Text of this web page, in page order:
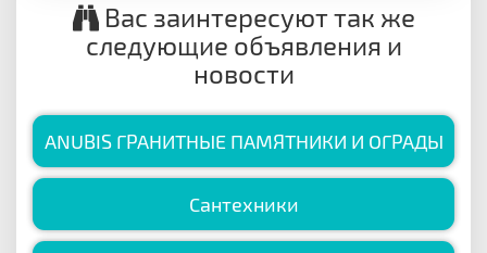
Вас заинтересуют так же
следующие объявления и
новости
ANUBIS ГРАНИТНЫЕ ПАМЯТНИКИ И ОГРАДЫ
Сантехники